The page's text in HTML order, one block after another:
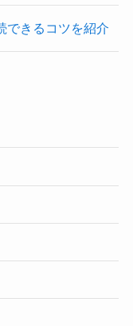
できるコツを紹介